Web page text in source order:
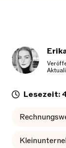
Lesezeit: